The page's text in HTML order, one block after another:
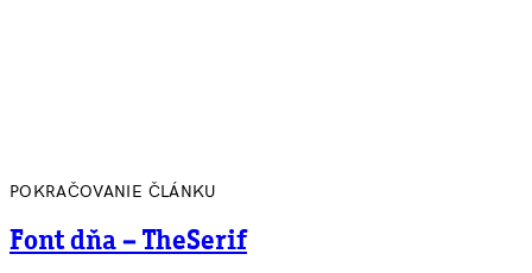
POKRAČOVANIE ČLÁNKU
Font dňa – TheSerif